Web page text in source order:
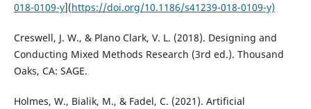
018-0109-y](https://doi.org/10.1186/s41239-018-0109-y)
Creswell, J. W., & Plano Clark, V. L. (2018). Designing and
Conducting Mixed Methods Research (3rd ed.). Thousand
Oaks, CA: SAGE.
Holmes, W., Bialik, M., & Fadel, C. (2021). Artificial